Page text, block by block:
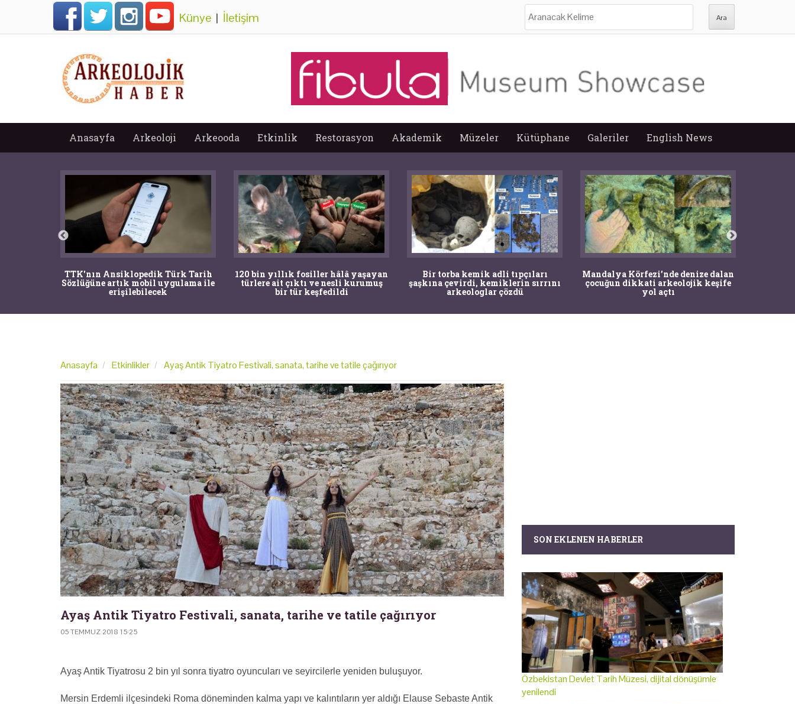
Künye | İletişim
Anasayfa Arkeoloji Arkeooda Etkinlik Restorasyon Akademik Müzeler Kütüphane Galeriler English News
TTK'nın Ansiklopedik Türk Tarih
Sözlüğüne artık mobil uygulama ile
erişilebilecek
120 bin yıllık fosiller hâlâ yaşayan
türlere ait çıktı ve nesli kurumuş
bir tür keşfedildi
Bir torba kemik adli tıpçıları
şaşkına çevirdi, kemiklerin sırrını
arkeologlar çözdü
Mandalya Körfezi’nde denize dalan
çocuğun dikkati arkeolojik keşife
yol açtı
Anasayfa Etkinlikler Ayaş Antik Tiyatro Festivali, sanata, tarihe ve tatile çağırıyor
Ayaş Antik Tiyatro Festivali, sanata, tarihe ve tatile çağırıyor
05 TEMMUZ 2018 15:25
Ayaş Antik Tiyatrosu 2 bin yıl sonra tiyatro oyuncuları ve seyircilerle yeniden buluşuyor.
Mersin Erdemli ilçesindeki Roma döneminden kalma yapı ve kalıntıların yer aldığı Elause Sebaste Antik
SON EKLENEN HABERLER
Özbekistan Devlet Tarih Müzesi, dijital dönüşümle
yenilendi